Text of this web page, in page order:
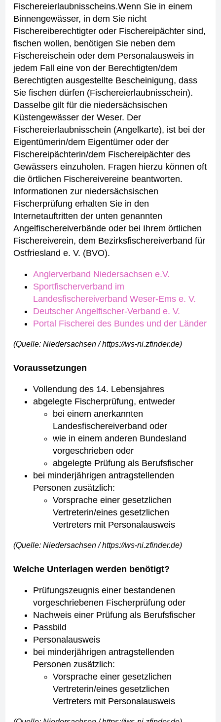
Fischereierlaubnisscheins.Wenn Sie in einem
Binnengewässer, in dem Sie nicht
Fischereiberechtigter oder Fischereipächter sind,
fischen wollen, benötigen Sie neben dem
Fischereischein oder dem Personalausweis in
jedem Fall eine von der Berechtigten/dem
Berechtigten ausgestellte Bescheinigung, dass
Sie fischen dürfen (Fischereierlaubnisschein).
Dasselbe gilt für die niedersächsischen
Küstengewässer der Weser. Der
Fischereierlaubnisschein (Angelkarte), ist bei der
Eigentümerin/dem Eigentümer oder der
Fischereipächterin/dem Fischereipächter des
Gewässers einzuholen. Fragen hierzu können oft
die örtlichen Fischereivereine beantworten.
Informationen zur niedersächsischen
Fischerprüfung erhalten Sie in den
Internetauftritten der unten genannten
Angelfischereiverbände oder bei Ihrem örtlichen
Fischereiverein, dem Bezirksfischereiverband für
Ostfriesland e. V. (BVO).
Anglerverband Niedersachsen e.V.
Sportfischerverband im
Landesfischereiverband Weser-Ems e. V.
Deutscher Angelfischer-Verband e. V.
Portal Fischerei des Bundes und der Länder
(Quelle: Niedersachsen / https://ws-ni.zfinder.de)
Voraussetzungen
Vollendung des 14. Lebensjahres
abgelegte Fischerprüfung, entweder
bei einem anerkannten
Landesfischereiverband oder
wie in einem anderen Bundesland
vorgeschrieben oder
abgelegte Prüfung als Berufsfischer
bei minderjährigen antragstellenden
Personen zusätzlich:
Vorsprache einer gesetzlichen
Vertreterin/eines gesetzlichen
Vertreters mit Personalausweis
(Quelle: Niedersachsen / https://ws-ni.zfinder.de)
Welche Unterlagen werden benötigt?
Prüfungszeugnis einer bestandenen
vorgeschriebenen Fischerprüfung oder
Nachweis einer Prüfung als Berufsfischer
Passbild
Personalausweis
bei minderjährigen antragstellenden
Personen zusätzlich:
Vorsprache einer gesetzlichen
Vertreterin/eines gesetzlichen
Vertreters mit Personalausweis